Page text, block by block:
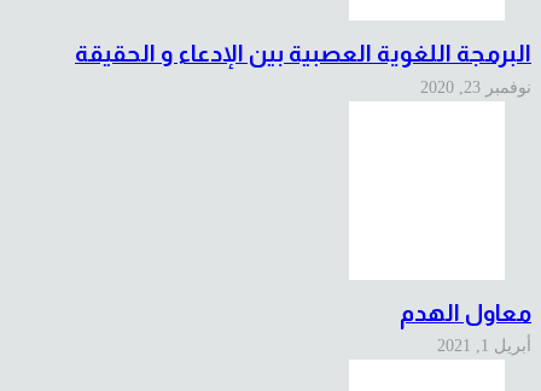
البرمجة اللغوية العصبية بين الإدعاء و الحقيقة
نوفمبر 23, 2020
معاول الهدم
أبريل 1, 2021